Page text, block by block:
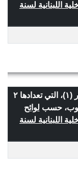
اللبنانية لسنة
إستعراض الأسماء المتميزة والفريدة للذكور (١)، التي تعدادها ٢
حسب لوائح
اللبنانية لسنة